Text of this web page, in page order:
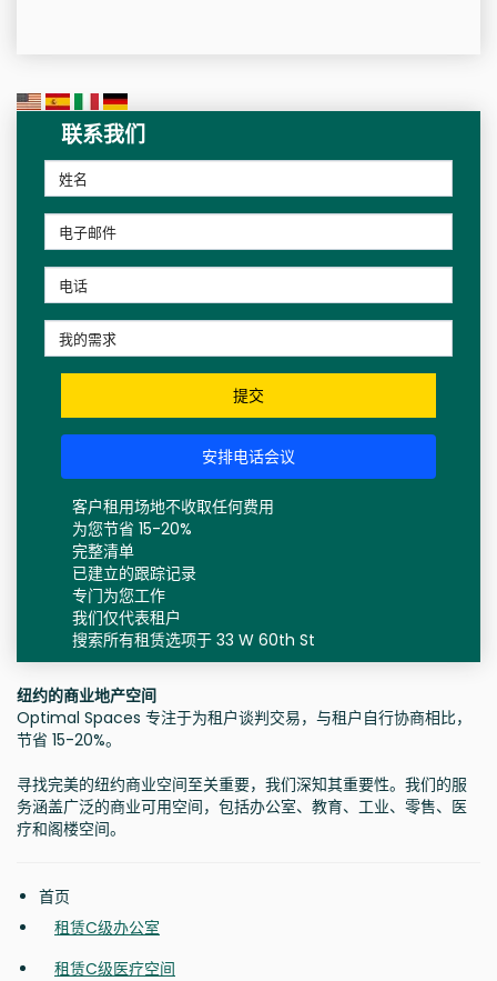
联系我们
提交
安排电话会议
客户租用场地不收取任何费用
为您节省 15-20%
完整清单
已建立的跟踪记录
专门为您工作
我们仅代表租户
搜索所有租赁选项于 33 W 60th St
纽约的商业地产空间
Optimal Spaces 专注于为租户谈判交易，与租户自行协商相比，
节省 15-20%。
寻找完美的纽约商业空间至关重要，我们深知其重要性。我们的服
务涵盖广泛的商业可用空间，包括办公室、教育、工业、零售、医
疗和阁楼空间。
首页
租赁C级办公室
租赁C级医疗空间